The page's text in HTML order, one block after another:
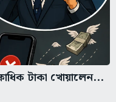
টাকা খোয়ালেন...